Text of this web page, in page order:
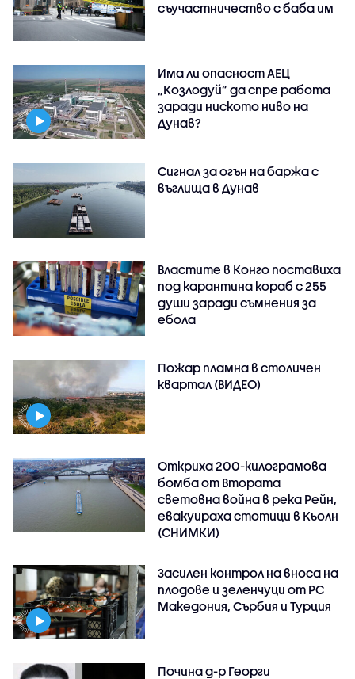
съучастничество с баба им
Има ли опасност АЕЦ
„Козлодуй” да спре работа
заради ниското ниво на
Дунав?
Сигнал за огън на баржа с
въглища в Дунав
Властите в Конго поставиха
под карантина кораб с 255
души заради съмнения за
ебола
Пожар пламна в столичен
квартал (ВИДЕО)
Откриха 200-килограмова
бомба от Втората
световна война в река Рейн,
евакуираха стотици в Кьолн
(СНИМКИ)
Засилен контрол на вноса на
плодове и зеленчуци от РС
Македония, Сърбия и Турция
Почина д-р Георги